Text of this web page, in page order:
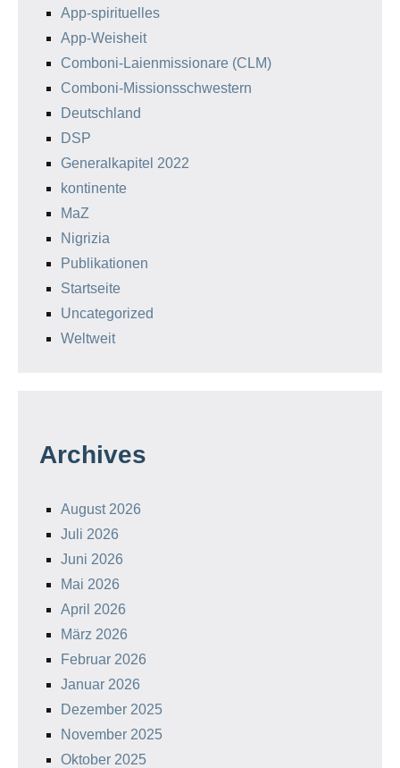
App-spirituelles
App-Weisheit
Comboni-Laienmissionare (CLM)
Comboni-Missionsschwestern
Deutschland
DSP
Generalkapitel 2022
kontinente
MaZ
Nigrizia
Publikationen
Startseite
Uncategorized
Weltweit
Archives
August 2026
Juli 2026
Juni 2026
Mai 2026
April 2026
März 2026
Februar 2026
Januar 2026
Dezember 2025
November 2025
Oktober 2025